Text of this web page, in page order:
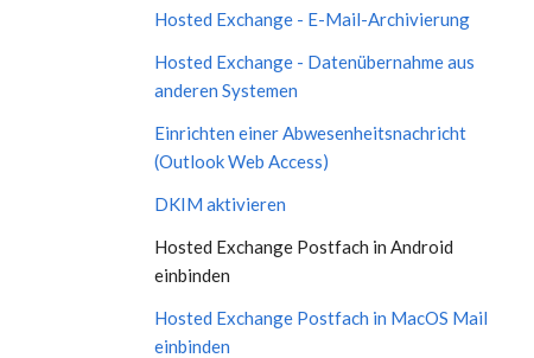
Hosted Exchange - E-Mail-Archivierung
Hosted Exchange - Datenübernahme aus
anderen Systemen
Einrichten einer Abwesenheitsnachricht
(Outlook Web Access)
DKIM aktivieren
Hosted Exchange Postfach in Android
einbinden
Hosted Exchange Postfach in MacOS Mail
einbinden